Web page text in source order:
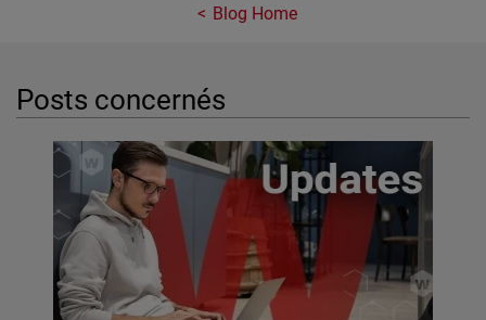
Blog Home
Posts concernés